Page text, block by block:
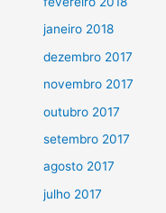
janeiro 2018
dezembro 2017
novembro 2017
outubro 2017
setembro 2017
agosto 2017
julho 2017